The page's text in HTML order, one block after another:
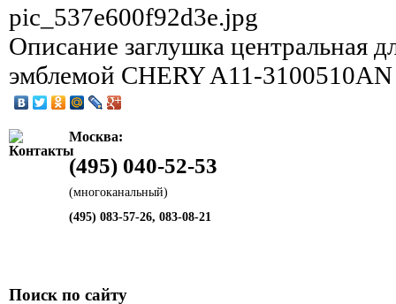
pic_537e600f92d3e.jpg
Описание заглушка центральная
эмблемой CHERY A11-3100510AN
Москва:
(495) 040-52-53
(многоканальный)
(495) 083-57-26, 083-08-21
Поиск по сайту